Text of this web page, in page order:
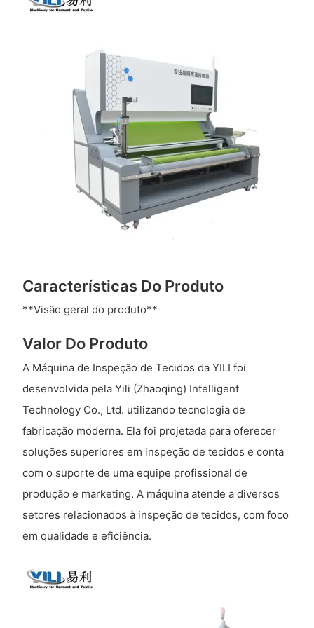
Características Do Produto
**Visão geral do produto**
Valor Do Produto
A Máquina de Inspeção de Tecidos da YILI foi
desenvolvida pela Yili (Zhaoqing) Intelligent
Technology Co., Ltd. utilizando tecnologia de
fabricação moderna. Ela foi projetada para oferecer
soluções superiores em inspeção de tecidos e conta
com o suporte de uma equipe profissional de
produção e marketing. A máquina atende a diversos
setores relacionados à inspeção de tecidos, com foco
em qualidade e eficiência.